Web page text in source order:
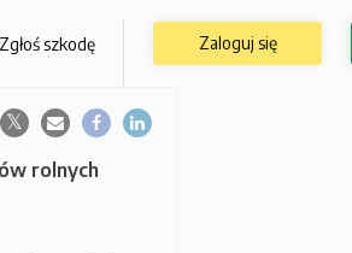
Zgłoś szkodę Zaloguj się
rolnych